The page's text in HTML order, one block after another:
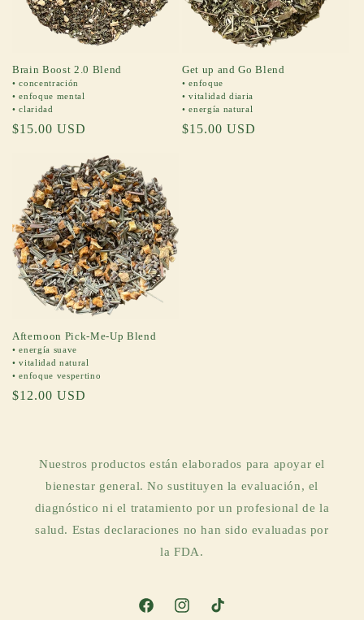
Brain Boost 2.0 Blend
• concentración
• enfoque mental
• claridad
Regular
$15.00 USD
Get up and Go Blend
• enfoque
• vitalidad diaria
• energía natural
Regular
$15.00 USD
Afternoon Pick-Me-Up Blend
• energía suave
• vitalidad natural
• enfoque vespertino
Regular
$12.00 USD
Nuestros productos están elaborados para apoyar el
bienestar general. No sustituyen la evaluación, el
diagnóstico ni el tratamiento por un profesional de la
salud. Estas declaraciones no han sido evaluadas por
la FDA.
FacebookInstagramTikTok